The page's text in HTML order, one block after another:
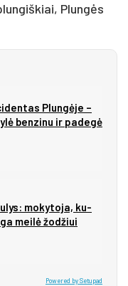
Plungės
Plun­gė­je –
ben­zi­nu ir pa­de­gė
mo­ky­to­ja, ku­
mei­lė žo­džiui
Powered by Setupad